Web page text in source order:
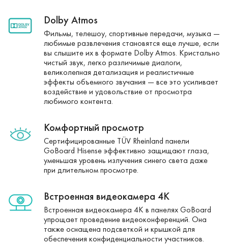
Dolby Atmos
Фильмы, телешоу, спортивные передачи, музыка —
любимые развлечения становятся еще лучше, если
вы слышите их в формате Dolby Atmos. Кристально
чистый звук, легко различимые диалоги,
великолепная детализация и реалистичные
эффекты объемного звучания — все это усиливает
воздействие и удовольствие от просмотра
любимого контента.
Комфортный просмотр
Сертифицированные TÜV Rheinland панели
GoBoard Hisense эффективно защищают глаза,
уменьшая уровень излучения синего света даже
при длительном просмотре.
Встроенная видеокамера 4K
Встроенная видеокамера 4K в панелях GoBoard
упрощает проведение видеоконференций. Она
также оснащена подсветкой и крышкой для
обеспечения конфиденциальности участников.